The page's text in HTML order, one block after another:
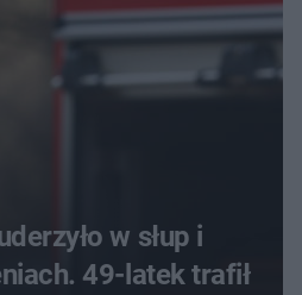
w słup i
49-latek trafił